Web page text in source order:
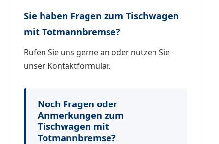
Sie haben Fragen zum Tischwagen
mit Totmannbremse?
Rufen Sie uns gerne an oder nutzen Sie
unser Kontaktformular.
Noch Fragen oder
Anmerkungen zum
Tischwagen mit
Totmannbremse?